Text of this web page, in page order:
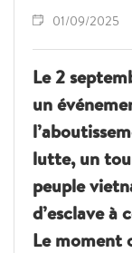
01/09/2025
Le 2
un
lutte, un
peuple
d’esclave à
Le moment